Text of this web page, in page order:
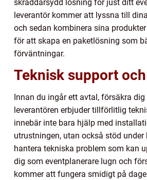
skräddarsydd lösning för just ditt
leverantör kommer att lyssna till
och sedan kombinera sina
för att skapa en paketlösning som
förväntningar.
Teknisk support
Innan du ingår ett avtal, försäkra
leverantören erbjuder tillförlitlig
innebär inte bara hjälp med
utrustningen, utan också stöd
hantera tekniska problem som kan
dig som eventplanerare lugn och
kommer att fungera smidigt på